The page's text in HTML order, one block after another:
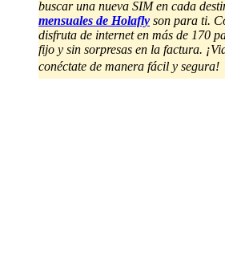
buscar una nueva SIM en cada
mensuales de Holafly son para ti.
disfruta de internet en más de 170
fijo y sin sorpresas en la factura.
conéctate de manera fácil y segura!